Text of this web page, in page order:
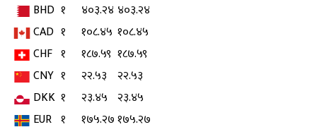
BHD १ ४०३.२४ ४०३.२४
CAD १ १०८.४५ १०८.४५
CHF १ १८७.५९ १८७.५९
CNY १ २२.५३
२२.५३
DKK १ २३.४५ २३.४५
EUR १ १७५.२७१७५.२७